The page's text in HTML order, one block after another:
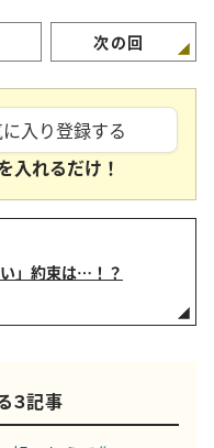
次の回
入り登録する
入れるだけ！
い」約束は…！？
３記事